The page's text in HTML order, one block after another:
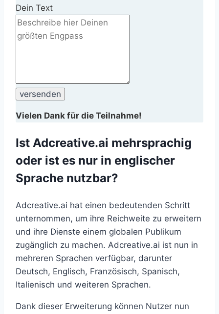
Spam
protection,
skip
Dein Text
Vielen Dank für die Teilnahme!
Ist Adcreative.ai mehrsprachig
oder ist es nur in englischer
Sprache nutzbar?
Adcreative.ai hat einen bedeutenden Schritt
unternommen, um ihre Reichweite zu erweitern
und ihre Dienste einem globalen Publikum
zugänglich zu machen. Adcreative.ai ist nun in
mehreren Sprachen verfügbar, darunter
Deutsch, Englisch, Französisch, Spanisch,
Italienisch und weiteren Sprachen.
Dank dieser Erweiterung können Nutzer nun